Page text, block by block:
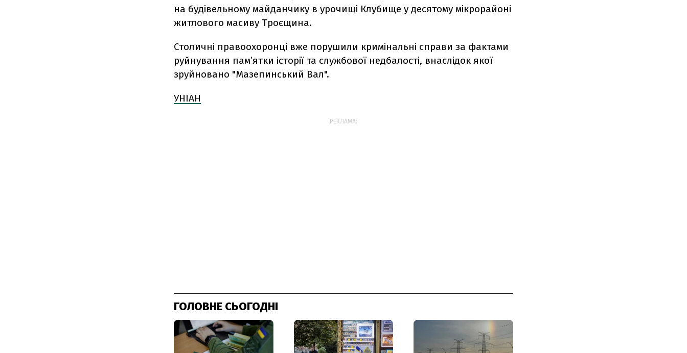
на будівельному майданчику в урочищі Клубище у десятому мікрорайоні
житлового масиву Троєщина.
Столичні правоохоронці вже порушили кримінальні справи за фактами
руйнування пам’ятки історії та службової недбалості, внаслідок якої
зруйновано "Мазепинський Вал".
УНІАН
РЕКЛАМА:
ГОЛОВНЕ СЬОГОДНІ